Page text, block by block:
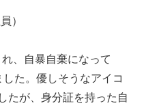
）
、自暴自棄になって
た。優しそうなアイコ
たが、身分証を持った自